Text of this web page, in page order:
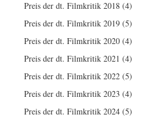
Preis der dt. Filmkritik 2018 (4)
Preis der dt. Filmkritik 2019 (5)
Preis der dt. Filmkritik 2020 (4)
Preis der dt. Filmkritik 2021 (4)
Preis der dt. Filmkritik 2022 (5)
Preis der dt. Filmkritik 2023 (4)
Preis der dt. Filmkritik 2024 (5)